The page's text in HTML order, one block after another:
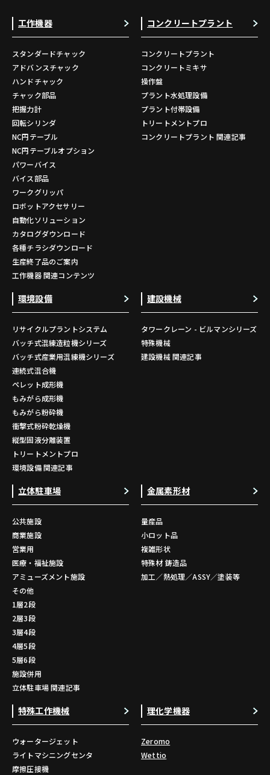
工作機器
スタンダードチャック
アドバンスチャック
ハンドチャック
チャック部品
把握力計
回転シリンダ
NC円テーブル
NC円テーブルオプション
パワーバイス
バイス部品
ワークグリッパ
ロボットアクセサリー
自動化ソリューション
カタログダウンロード
各種チラシダウンロード
生産終了品のご案内
工作機器 関連コンテンツ
コンクリートプラント
コンクリートプラント
コンクリートミキサ
操作盤
プラント水処理設備
プラント付帯設備
トリートメントプロ
コンクリートプラント 関連記事
環境設備
リサイクルプラントシステム
バッチ式混練造粒機シリーズ
バッチ式産業用混練機シリーズ
連続式混合機
ペレット成形機
もみがら成形機
もみがら粉砕機
衝撃式粉砕乾燥機
縦型固液分離装置
トリートメントプロ
環境設備 関連記事
建設機械
タワークレーン - ビルマンシリーズ
特殊機械
建設機械 関連記事
立体駐車場
公共施設
商業施設
営業用
医療・福祉施設
アミューズメント施設
その他
1層2段
2層3段
3層4段
4層5段
5層6段
施設併用
立体駐車場 関連記事
金属素形材
量産品
小ロット品
複雑形状
特殊材 鋳造品
加工／熱処理／ASSY／塗装等
特殊工作機械
ウォータージェット
ライトマシニングセンタ
摩擦圧接機
理化学機器
Zeromo
Wettio